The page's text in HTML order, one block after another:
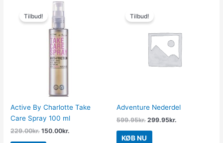
Tilbud!
Active By Charlotte Take
Care Spray 100 ml
229.00kr.
Den
oprindelige
pris
var:
229.00kr..
150.00kr.
Tilbud!
Adventure Nederdel
599.95kr.
oprindelige
pris
599.95kr..
299.95kr.
299.95kr..
KØB NU